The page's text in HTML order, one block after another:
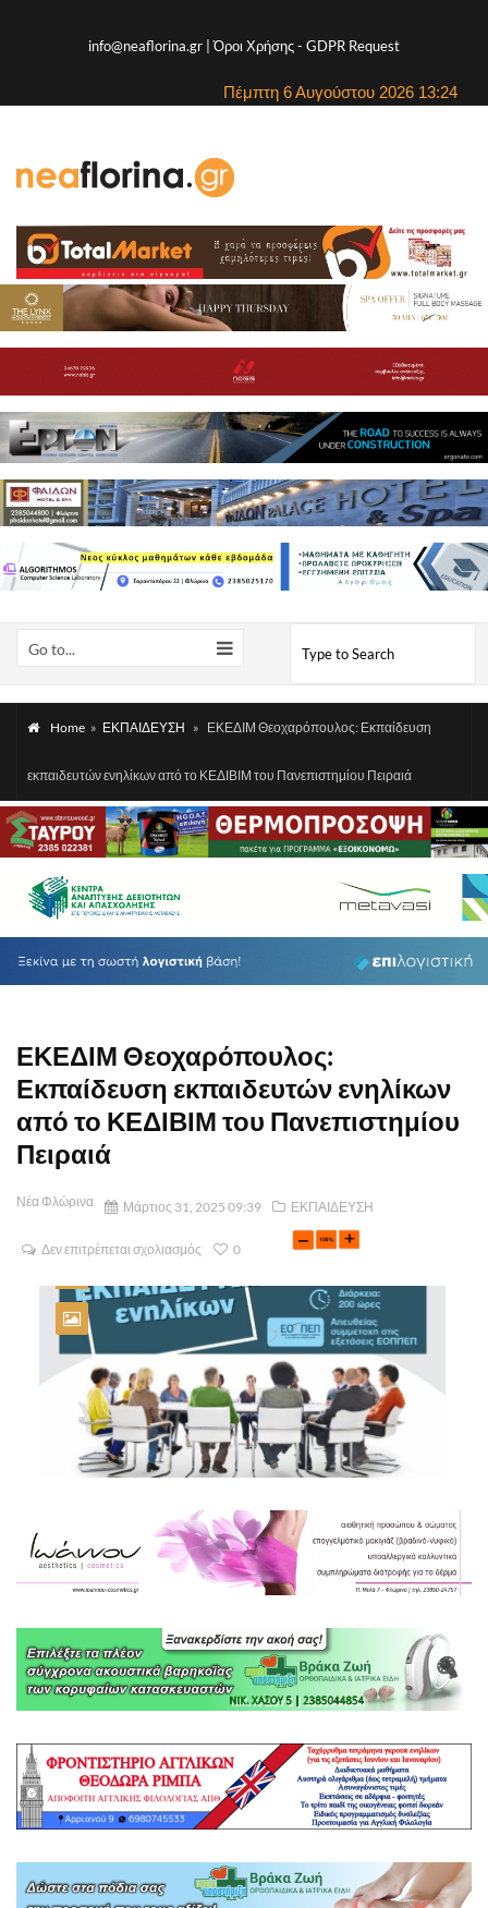
info@neaflorina.gr |Όροι Χρήσης- GDPR Request
Πέμπτη 6 Αυγούστου 2026 13:24
Go to...
Home » ΕΚΠΑΙΔΕΥΣΗ » ΕΚΕΔΙΜ Θεοχαρόπουλος: Εκπαίδευση
εκπαιδευτών ενηλίκων από το ΚΕΔΙΒΙΜ του Πανεπιστημίου Πειραιά
ΕΚΕΔΙΜ Θεοχαρόπουλος:
Εκπαίδευση εκπαιδευτών ενηλίκων
από το ΚΕΔΙΒΙΜ του Πανεπιστημίου
Πειραιά
Νέα Φλώρινα Μάρτιος 31, 2025 09:39 ΕΚΠΑΙΔΕΥΣΗ
Δεν επιτρέπεται σχολιασμός 0